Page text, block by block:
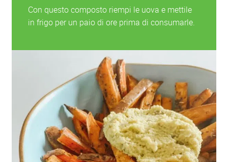
Con questo composto riempi le uova e mettile
in frigo per un paio di ore prima di consumarle.